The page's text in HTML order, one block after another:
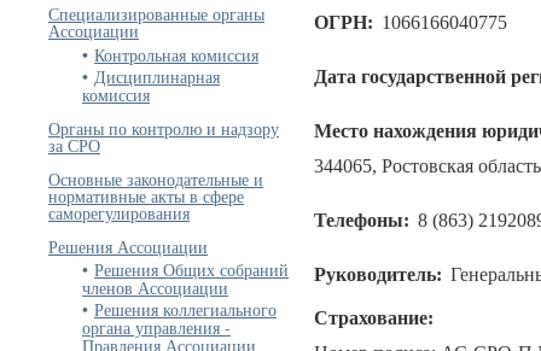
Специализированные органы
Ассоциации
Контрольная комиссия
Дисциплинарная
комиссия
Органы по контролю и надзору
за СРО
Основные законодательные и
нормативные акты в сфере
саморегулирования
Решения Ассоциации
Решения Общих собраний
членов Ассоциации
Решения коллегиального
органа управления -
Правления Ассоциации
ОГРН: 1066166040775
Дата государственной
Место нахождения
344065, Ростовская
Телефоны: 8 (863)
Руководитель:
Страхование: